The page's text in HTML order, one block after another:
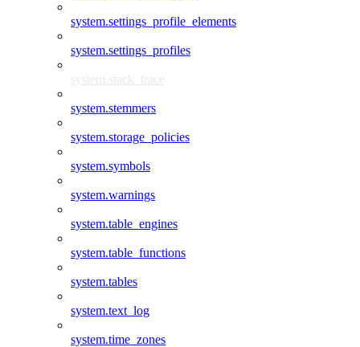
system.settings_profile_elements
system.settings_profiles
system.stack_trace
system.stemmers
system.storage_policies
system.symbols
system.warnings
system.table_engines
system.table_functions
system.tables
system.text_log
system.time_zones